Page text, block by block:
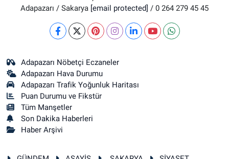
Adapazarı / Sakarya [email protected] / 0 264 279 45 45
Adapazarı Nöbetçi Eczaneler
Adapazarı Hava Durumu
Adapazarı Trafik Yoğunluk Haritası
Puan Durumu ve Fikstür
Tüm Manşetler
Son Dakika Haberleri
Haber Arşivi